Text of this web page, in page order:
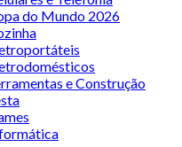
do Mundo 2026
e Construção